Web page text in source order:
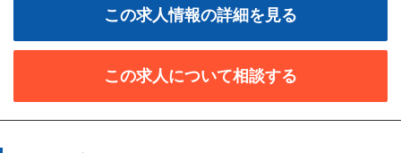
この求人情報の詳細を見る
この求人について相談する